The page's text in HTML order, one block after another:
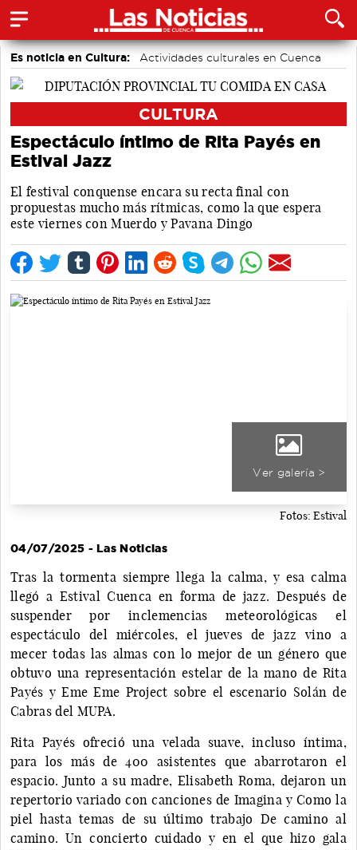
Es noticia en Cultura: Actividades culturales en Cuenca
CULTURA
Espectáculo íntimo de Rita Payés en
Estival Jazz
El festival conquense encara su recta final con
propuestas mucho más rítmicas, como la que espera
este viernes con Muerdo y Pavana Dingo
Ver galería >
Fotos: Estival
04/07/2025 - Las Noticias
Tras la tormenta siempre llega la calma, y esa calma
llegó a Estival Cuenca en forma de jazz. Después de
suspender por inclemencias meteorológicas el
espectáculo del miércoles, el jueves de jazz vino a
mecer todas las almas con lo mejor de un género que
obtuvo una representación estelar de la mano de Rita
Payés y Eme Eme Project sobre el escenario Solán de
Cabras del MUPA.
Rita Payés ofreció una velada suave, incluso íntima,
para los más de 400 asistentes que abarrotaron el
espacio. Junto a su madre, Elisabeth Roma, dejaron un
repertorio variado con canciones de Imagina y Como la
piel hasta temas de su último trabajo De camino al
camino. Un concierto cuidado y en el que hizo gala